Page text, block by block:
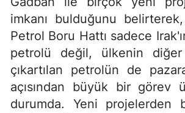
imkanı bulduğunu
Petrol Boru Hattı sadece
petrolü değil, ülkenin diğer
çıkartılan petrolün de pazara
açısından büyük bir görev
durumda. Yeni projelerden